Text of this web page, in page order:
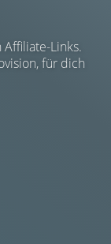
Links.
für dich